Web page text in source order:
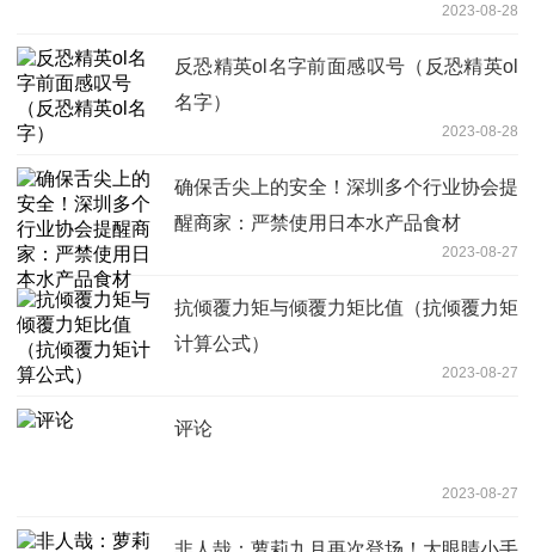
2023-08-28
反恐精英ol名字前面感叹号（反恐精英ol
名字）
2023-08-28
确保舌尖上的安全！深圳多个行业协会提
醒商家：严禁使用日本水产品食材
2023-08-27
抗倾覆力矩与倾覆力矩比值（抗倾覆力矩
计算公式）
2023-08-27
评论
2023-08-27